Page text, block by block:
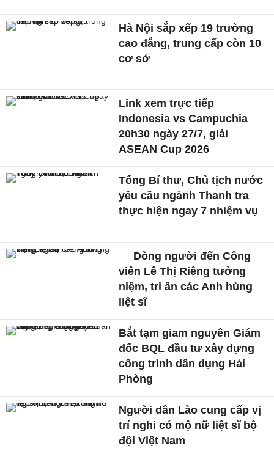
Hà Nội sắp xếp 19 trường
cao đẳng, trung cấp còn 10
cơ sở
Link xem trực tiếp
Indonesia vs Campuchia
20h30 ngày 27/7, giải
ASEAN Cup 2026
Tổng Bí thư, Chủ tịch nước
yêu cầu ngành Thanh tra
thực hiện ngay 7 nhiệm vụ
Dòng người đến Công
viên Lê Thị Riêng tưởng
niệm, tri ân các Anh hùng
liệt sĩ
Bắt tạm giam nguyên Giám
đốc BQL đầu tư xây dựng
công trình dân dụng Hải
Phòng
Người dân Lào cung cấp vị
trí nghi có mộ nữ liệt sĩ bộ
đội Việt Nam